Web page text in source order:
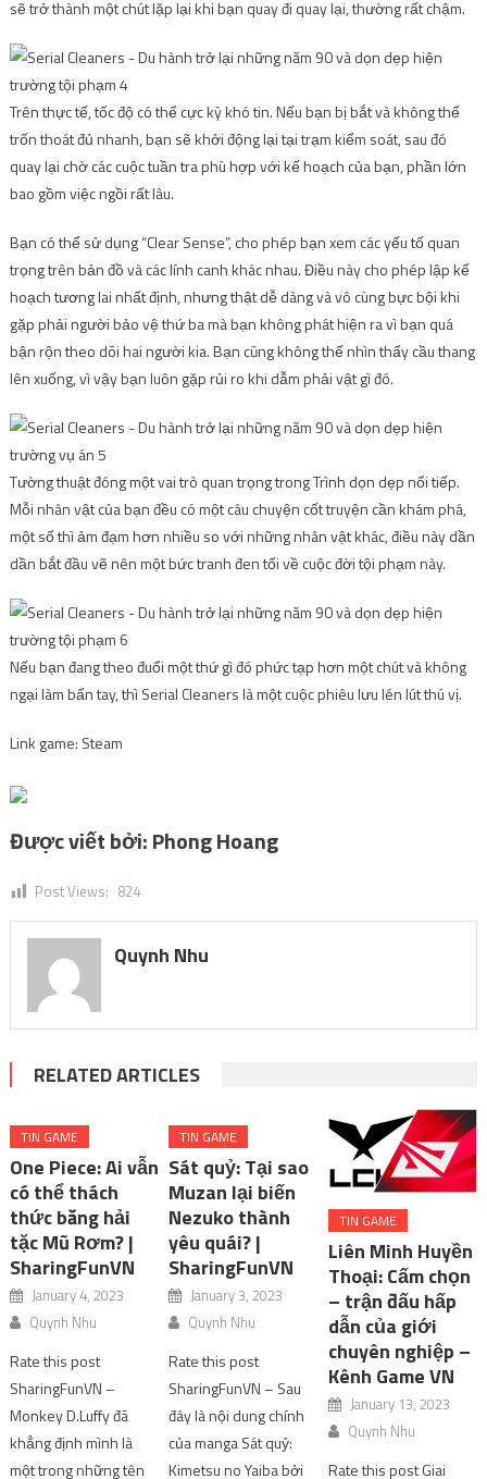
sẽ trở thành một chút lặp lại khi bạn quay đi quay lại, thường rất chậm.
Trên thực tế, tốc độ có thể cực kỳ khó tin. Nếu bạn bị bắt và không thể
trốn thoát đủ nhanh, bạn sẽ khởi động lại tại trạm kiểm soát, sau đó
quay lại chờ các cuộc tuần tra phù hợp với kế hoạch của bạn, phần lớn
bao gồm việc ngồi rất lâu.
Bạn có thể sử dụng “Clear Sense”, cho phép bạn xem các yếu tố quan
trọng trên bản đồ và các lính canh khác nhau. Điều này cho phép lập kế
hoạch tương lai nhất định, nhưng thật dễ dàng và vô cùng bực bội khi
gặp phải người bảo vệ thứ ba mà bạn không phát hiện ra vì bạn quá
bận rộn theo dõi hai người kia. Bạn cũng không thể nhìn thấy cầu thang
lên xuống, vì vậy bạn luôn gặp rủi ro khi dẫm phải vật gì đó.
Tường thuật đóng một vai trò quan trọng trong Trình dọn dẹp nối tiếp.
Mỗi nhân vật của bạn đều có một câu chuyện cốt truyện cần khám phá,
một số thì ảm đạm hơn nhiều so với những nhân vật khác, điều này dần
dần bắt đầu vẽ nên một bức tranh đen tối về cuộc đời tội phạm này.
Nếu bạn đang theo đuổi một thứ gì đó phức tạp hơn một chút và không
ngại làm bẩn tay, thì Serial Cleaners là một cuộc phiêu lưu lén lút thú vị.
Link game: Steam
Được viết bởi:Phong Hoang
Post Views: 824
Quynh Nhu
RELATED ARTICLES
TIN GAME
One Piece: Ai vẫn
có thể thách
thức băng hải
tặc Mũ Rơm? |
SharingFunVN
January 4, 2023
Quynh Nhu
Rate this post
SharingFunVN –
Monkey D.Luffy đã
khẳng định mình là
một trong những tên
TIN GAME
Sát quỷ: Tại sao
Muzan lại biến
Nezuko thành
yêu quái? |
SharingFunVN
January 3, 2023
Quynh Nhu
Rate this post
SharingFunVN – Sau
đây là nội dung chính
của manga Sát quỷ:
Kimetsu no Yaiba bởi
TIN GAME
Liên Minh Huyền
Thoại: Cấm chọn
– trận đấu hấp
dẫn của giới
chuyên nghiệp –
Kênh Game VN
January 13, 2023
Quynh Nhu
Rate this post Giai